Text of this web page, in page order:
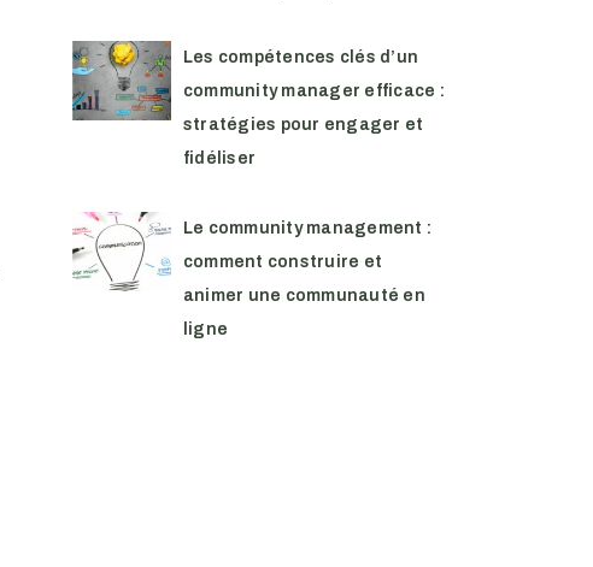
Les compétences clés d’un
community manager efficace :
stratégies pour engager et
fidéliser
Le community management :
comment construire et
animer une communauté en
ligne